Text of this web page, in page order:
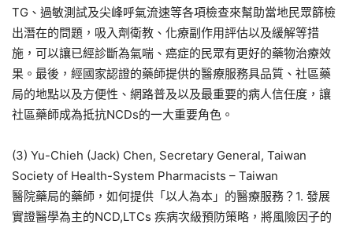
TG、過敏測試及尖峰呼氣流速等各項檢查來幫助當地民眾篩檢
出潛在的問題，吸入劑衛教、化療副作用評估以及緩解等措
施，可以讓已經診斷為氣喘、癌症的民眾有更好的藥物治療效
果。最後，經國家認證的藥師提供的醫療服務具品質、社區藥
局的地點以及方便性、網路普及以及最重要的病人信任度，讓
社區藥師成為抵抗NCDs的一大重要角色。
(3) Yu-Chieh (Jack) Chen, Secretary General, Taiwan
Society of Health-System Pharmacists – Taiwan
醫院藥局的藥師，如何提供「以人為本」的醫療服務？1. 發展
實證醫學為主的NCD,LTCs 疾病次級預防策略，將風險因子的